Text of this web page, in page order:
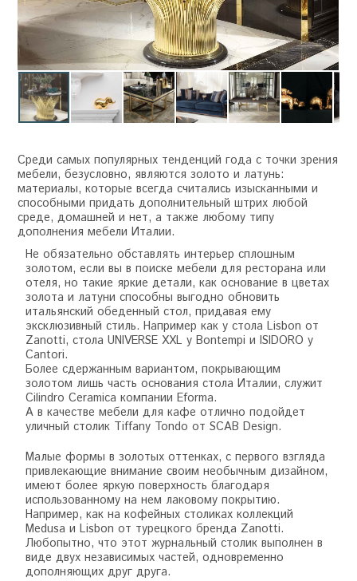
Среди самых популярных тенденций года с точки зрения
мебели, безусловно, являются золото и латунь:
материалы, которые всегда считались изысканными и
способными придать дополнительный штрих любой
среде, домашней и нет, а также любому типу
дополнения мебели Италии.
Не обязательно обставлять интерьер сплошным
золотом, если вы в поиске мебели для ресторана или
отеля, но такие яркие детали, как основание в цветах
золота и латуни способны выгодно обновить
итальянский обеденный стол, придавая ему
эксклюзивный стиль. Например как у стола Lisbon от
Zanotti, стола UNIVERSE XXL у Bontempi и ISIDORO у
Cantori.
Более сдержанным вариантом, покрывающим
золотом лишь часть основания стола Италии, служит
Cilindro Ceramica компании Eforma.
А в качестве мебели для кафе отлично подойдет
уличный столик Tiffany Tondo от SCAB Design.
Малые формы в золотых оттенках, с первого взгляда
привлекающие внимание своим необычным дизайном,
имеют более яркую поверхность благодаря
использованному на нем лаковому покрытию.
Например, как на кофейных столиках коллекций
Medusa и Lisbon от турецкого бренда Zanotti.
Любопытно, что этот журнальный столик выполнен в
виде двух независимых частей, одновременно
дополняющих друг друга.